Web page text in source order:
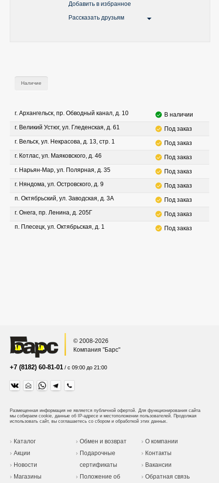
Добавить в избранное
Рассказать друзьям
Наличие
г. Архангельск, пр. Обводный канал, д. 10
В наличии
г. Великий Устюг, ул. Гледенская, д. 61
Под заказ
г. Вельск, ул. Некрасова, д. 13, стр. 1
Под заказ
г. Котлас, ул. Маяковского, д. 46
Под заказ
г. Нарьян-Мар, ул. Полярная, д. 35
Под заказ
г. Няндома, ул. Островского, д. 9
Под заказ
п. Октябрьский, ул. Заводская, д. 3А
Под заказ
г. Онега, пр. Ленина, д. 205Г
Под заказ
п. Плесецк, ул. Октябрьская, д. 1
Под заказ
© 2008-2026
Компания "Барс"
+7 (8182) 60-81-01 / с 09:00 до 21:00
Размещенная информация не является публичной офертой. Для функционирования сайта
мы собираем cookie, данные об IP-адресе и местоположении пользователей. Продолжая
использовать сайт, вы соглашаетесь со сбором и обработкой этих данных.
Каталог
Акции
Новости
Магазины
Обмен и возврат
Подарочные
сертификаты
Положение об
О компании
Контакты
Вакансии
Обратная связь